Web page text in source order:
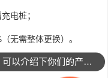
电桩；
（无需整体更换）。
可以介绍下你们的产品么